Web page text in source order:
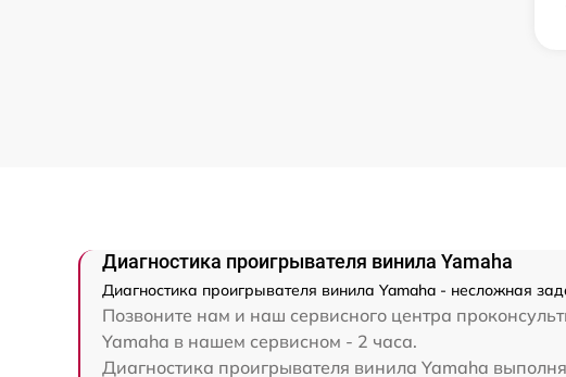
Диагностика проигрывателя винила Yamaha
Диагностика проигрывателя винила Yamaha - несложная
Позвоните нам и наш сервисного центра
Yamaha в нашем сервисном - 2 часа.
Диагностика проигрывателя винила Yamaha